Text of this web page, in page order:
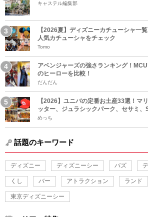
キャステル編集部
【2026夏】ディズニーカチューシャ一
人気カチューシャをチェック
Tomo
アベンジャーズの強さランキング！
のヒーローを比較！
だんだん
【2026】ユニバの定番お土産33選！マ
ッター、ジュラシックパーク、セサミ、
めっち
話題のキーワード
ディズニー ディズニーシー バズ
くし バー アトラクション ランド
東京ディズニーシー